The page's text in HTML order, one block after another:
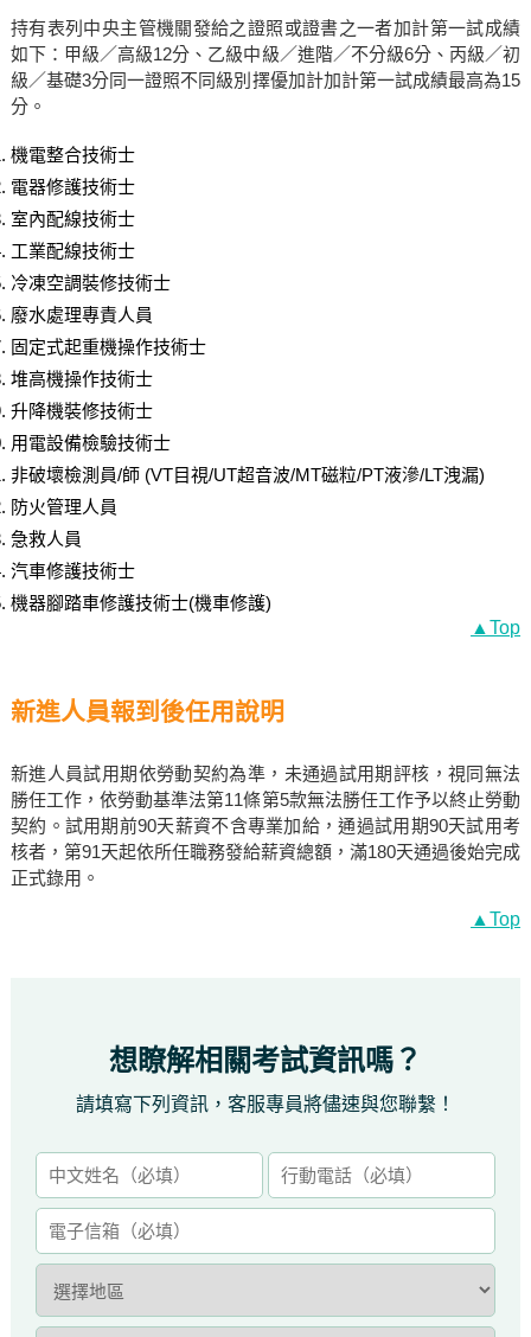
持有表列中央主管機關發給之證照或證書之一者加計第一試成績
如下：甲級／高級12分、乙級中級／進階／不分級6分、丙級／初
級／基礎3分同一證照不同級別擇優加計加計第一試成績最高為15
分。
機電整合技術士
電器修護技術士
室內配線技術士
工業配線技術士
冷凍空調裝修技術士
廢水處理專責人員
固定式起重機操作技術士
堆高機操作技術士
升降機裝修技術士
用電設備檢驗技術士
非破壞檢測員/師 (VT目視/UT超音波/MT磁粒/PT液滲/LT洩漏)
防火管理人員
急救人員
汽車修護技術士
機器腳踏車修護技術士(機車修護)
▲Top
新進人員報到後任用說明
新進人員試用期依勞動契約為準，未通過試用期評核，視同無法
勝任工作，依勞動基準法第11條第5款無法勝任工作予以終止勞動
契約。試用期前90天薪資不含專業加給，通過試用期90天試用考
核者，第91天起依所任職務發給薪資總額，滿180天通過後始完成
正式錄用。
▲Top
想瞭解相關考試資訊嗎？
請填寫下列資訊，客服專員將儘速與您聯繫！